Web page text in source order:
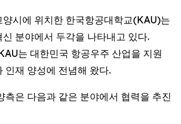
시에 위치한 한국항공대학교(KAU)는
분야에서 두각을 나타내고 있다.
는 대한민국 항공우주 산업을 지원
인재 양성에 전념해 왔다.
측은 다음과 같은 분야에서 협력을 추진